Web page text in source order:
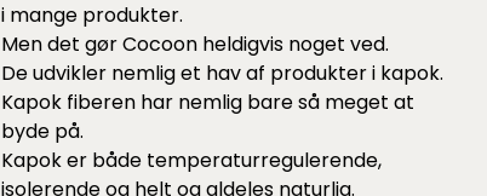
i mange produkter.
Men det gør Cocoon heldigvis noget ved.
De udvikler nemlig et hav af produkter i kapok.
Kapok fiberen har nemlig bare så meget at
byde på.
Kapok er både temperaturregulerende,
isolerende og helt og aldeles naturlig.